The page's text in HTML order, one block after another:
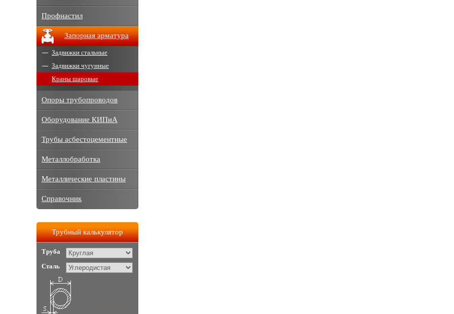
Профнастил
Запорная арматура
Задвижки стальные
Задвижки чугунные
Краны шаровые
Опоры трубопроводов
Оборудование КИПиА
Трубы асбестоцементные
Металлобработка
Металлические пластины
Справочник
Трубный калькулятор
Труба
Сталь